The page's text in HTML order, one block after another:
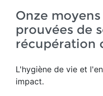
Onze
prouvées de
récupération
L'hygiène de vie et
impact.